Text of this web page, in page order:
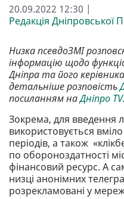
20.09.2022 12:30 |
Редакція Дніпровської
Низка псевдоЗМІ
інформацію щодо
Дніпра та його
детальніше розповість
посиланням наДніпро TV.
Зокрема, для введення
використовується
періодів, а також
по обороноздатності
фінансовий ресурс. А
низці анонімних
розрекламовані у